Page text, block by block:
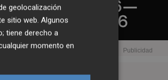
geolocalización
sitio web. Algunos
tiene derecho a
momento en